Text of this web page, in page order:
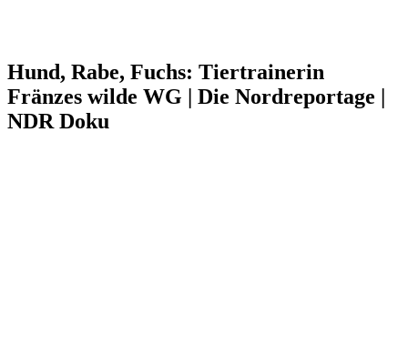
Hund, Rabe, Fuchs: Tiertrainerin
Fränzes wilde WG | Die Nordreportage |
NDR Doku